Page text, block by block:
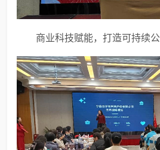
商业科技赋能，打造可持续